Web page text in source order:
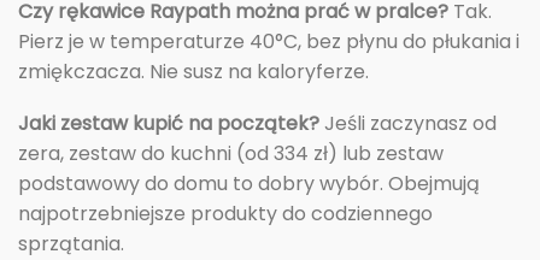
Czy rękawice Raypath można prać w pralce? Tak.
Pierz je w temperaturze 40°C, bez płynu do płukania i
zmiękczacza. Nie susz na kaloryferze.
Jaki zestaw kupić na początek?Jeśli zaczynasz od
zera, zestaw do kuchni (od 334 zł) lub zestaw
podstawowy do domu to dobry wybór. Obejmują
najpotrzebniejsze produkty do codziennego
sprzątania.